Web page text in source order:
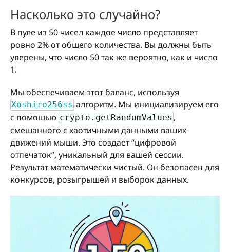
Насколько это случайно?
В пуле из 50 чисел каждое число представляет
ровно 2% от общего количества. Вы должны быть
уверены, что число 50 так же вероятно, как и число
1.
Мы обеспечиваем этот баланс, используя
Xoshiro256ss алгоритм. Мы инициализируем его
с помощью crypto.getRandomValues ,
смешанного с хаотичными данными ваших
движений мыши. Это создает “цифровой
отпечаток”, уникальный для вашей сессии.
Результат математически чистый. Он безопасен для
конкурсов, розыгрышей и выборок данных.